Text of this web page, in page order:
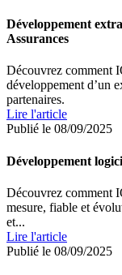
Développement
Assurances
Découvrez comment
développement d’un
partenaires.
Lire l'article
Publié le 08/09/2025
Développement
Découvrez comment
mesure, fiable et
et...
Lire l'article
Publié le 08/09/2025